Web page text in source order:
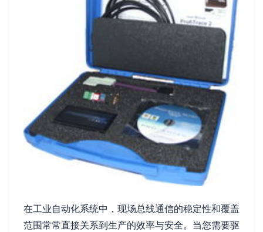
在工业自动化系统中，现场总线通信的稳定性和覆盖
范围常常直接关系到生产的效率与安全。当您需要驱